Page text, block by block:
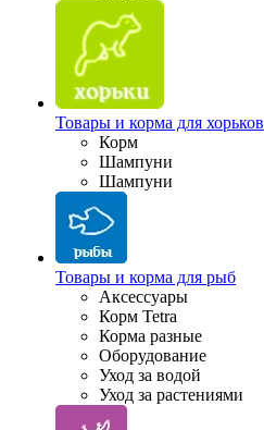
Товары и корма для хорьков
Корм
Шампуни
Шампуни
Товары и корма для рыб
Аксессуары
Корм Tetra
Корма разные
Оборудование
Уход за водой
Уход за растениями